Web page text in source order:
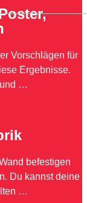
Vorschlägen für
Ergebnisse.
und …
befestigen
Du kannst deine
…